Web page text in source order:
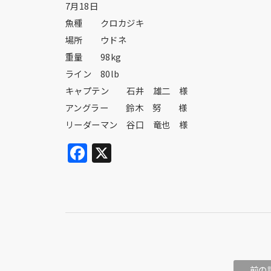
7月18日
魚種 クロカジキ
場所 ウドネ
重量 98kg
ライン 80lb
キャプテン 石井 雄二 様
アングラー 鈴木 努 様
リーダーマン 谷口 竜也 様
Facebook
X